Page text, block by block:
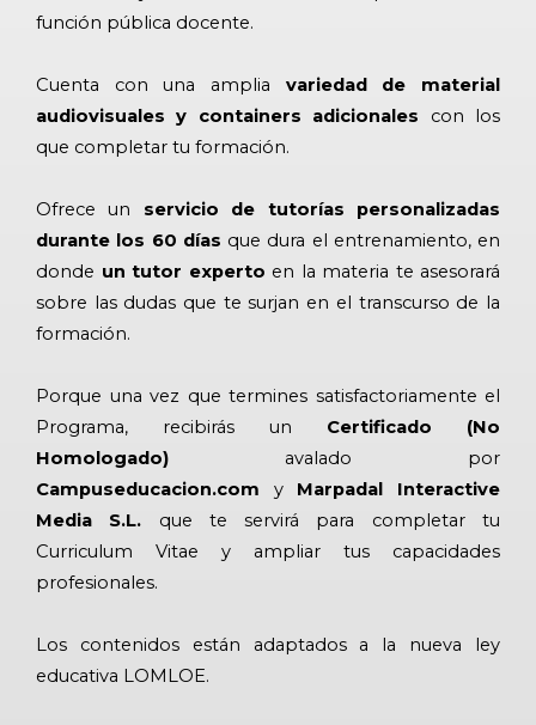
función pública docente.
Cuenta con una amplia variedad de material
audiovisuales y containers adicionales con los
que completar tu formación.
Ofrece un servicio de tutorías personalizadas
durante los 60 días que dura el entrenamiento, en
donde un tutor experto en la materia te asesorará
sobre las dudas que te surjan en el transcurso de la
formación.
Porque una vez que termines satisfactoriamente el
Programa, recibirás un Certificado (No
Homologado) avalado por
Campuseducacion.com y Marpadal Interactive
Media S.L. que te servirá para completar tu
Curriculum Vitae y ampliar tus capacidades
profesionales.
Los contenidos están adaptados a la nueva ley
educativa LOMLOE.